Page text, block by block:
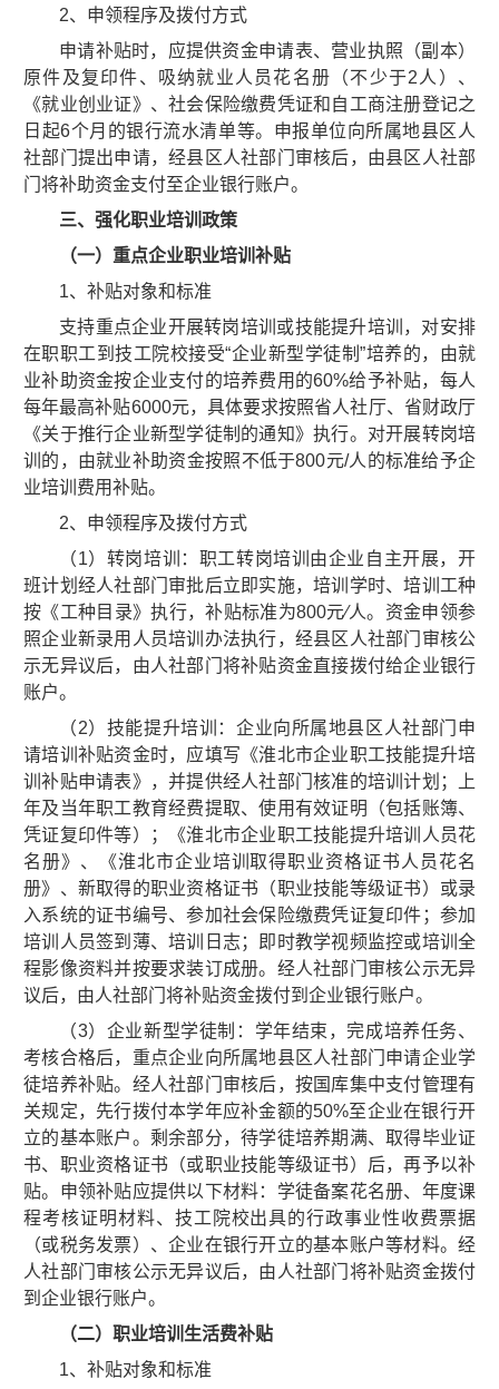
2、申领程序及拨付方式
申请补贴时，应提供资金申请表、营业执照（副本）
原件及复印件、吸纳就业人员花名册（不少于2人）、
《就业创业证》、社会保险缴费凭证和自工商注册登记之
日起6个月的银行流水清单等。申报单位向所属地县区人
社部门提出申请，经县区人社部门审核后，由县区人社部
门将补助资金支付至企业银行账户。
三、强化职业培训政策
（一）重点企业职业培训补贴
1、补贴对象和标准
支持重点企业开展转岗培训或技能提升培训，对安排
在职职工到技工院校接受“企业新型学徒制”培养的，由就
业补助资金按企业支付的培养费用的60%给予补贴，每人
每年最高补贴6000元，具体要求按照省人社厅、省财政厅
《关于推行企业新型学徒制的通知》执行。对开展转岗培
训的，由就业补助资金按照不低于800元/人的标准给予企
业培训费用补贴。
2、申领程序及拨付方式
（1）转岗培训：职工转岗培训由企业自主开展，开
班计划经人社部门审批后立即实施，培训学时、培训工种
按《工种目录》执行，补贴标准为800元∕人。资金申领参
照企业新录用人员培训办法执行，经县区人社部门审核公
示无异议后，由人社部门将补贴资金直接拨付给企业银行
账户。
（2）技能提升培训：企业向所属地县区人社部门申
请培训补贴资金时，应填写《淮北市企业职工技能提升培
训补贴申请表》，并提供经人社部门核准的培训计划；上
年及当年职工教育经费提取、使用有效证明（包括账簿、
凭证复印件等）；《淮北市企业职工技能提升培训人员花
名册》、《淮北市企业培训取得职业资格证书人员花名
册》、新取得的职业资格证书（职业技能等级证书）或录
入系统的证书编号、参加社会保险缴费凭证复印件；参加
培训人员签到薄、培训日志；即时教学视频监控或培训全
程影像资料并按要求装订成册。经人社部门审核公示无异
议后，由人社部门将补贴资金拨付到企业银行账户。
（3）企业新型学徒制：学年结束，完成培养任务、
考核合格后，重点企业向所属地县区人社部门申请企业学
徒培养补贴。经人社部门审核后，按国库集中支付管理有
关规定，先行拨付本学年应补金额的50%至企业在银行开
立的基本账户。剩余部分，待学徒培养期满、取得毕业证
书、职业资格证书（或职业技能等级证书）后，再予以补
贴。申领补贴应提供以下材料：学徒备案花名册、年度课
程考核证明材料、技工院校出具的行政事业性收费票据
（或税务发票）、企业在银行开立的基本账户等材料。经
人社部门审核公示无异议后，由人社部门将补贴资金拨付
到企业银行账户。
（二）职业培训生活费补贴
1、补贴对象和标准